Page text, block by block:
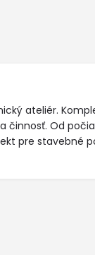
ateliér.
činnosť. Od
pre stavebné